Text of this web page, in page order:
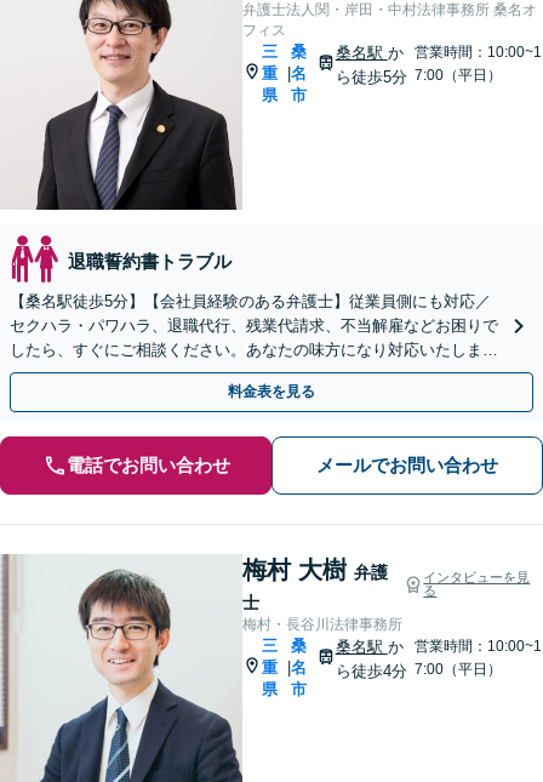
弁護士法人関・岸田・中村法律事務所 桑名オ
フィス
三
重
県
桑
名
市
桑名駅 か
ら徒歩5分
営業時間：10:00~1
7:00（平日）
退職誓約書トラブル
【桑名駅徒歩5分】【会社員経験のある弁護士】従業員側にも対応／
セクハラ・パワハラ、退職代行、残業代請求、不当解雇などお困りで
したら、すぐにご相談ください。あなたの味方になり対応いたしま
す。手遅れになる前に、ご連絡ください。
料金表を見る
電話でお問い合わせ メールでお問い合わせ
梅村 大樹 弁護
士
インタビューを見
る
梅村・長谷川法律事務所
三
重
県
桑
名
市
桑名駅 か
ら徒歩4分
営業時間：10:00~1
7:00（平日）